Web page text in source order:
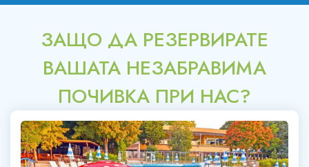
ЗАЩО ДА РЕЗЕРВИРАТЕ
ВАШАТА НЕЗАБРАВИМА
ПОЧИВКА ПРИ НАС?